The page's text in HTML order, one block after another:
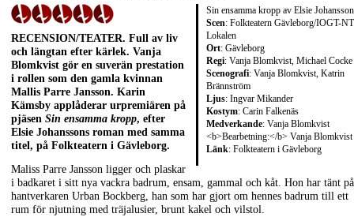
Sin ensamma kropp av Elsie Johansson
Scen: Folkteatern Gävleborg/IOGT-
Lokalen
Ort: Gävleborg
Regi: Vanja Blomkvist, Michael Cocke
Scenografi: Vanja Blomkvist, Katrin
Brännström
Ljus: Ingvar Mikander
Kostym: Carin Falkenäs
Medverkande: Vanja Blomkvist
<b>Bearbetning:</b> Vanja Blomkvist
Länk: Folkteatern i Gävleborg
RECENSION/TEATER. Full av liv
och längtan efter kärlek. Vanja
Blomkvist gör en suverän prestation
i rollen som den gamla kvinnan
Mallis Parre Jansson. Karin
Kämsby applåderar urpremiären på
pjäsen Sin ensamma kropp, efter
Elsie Johanssons roman med samma
titel, på Folkteatern i Gävleborg.
Maliss Parre Jansson ligger och plaskar
i badkaret i sitt nya vackra badrum, ensam, gammal och kåt. Hon har tänt på
hantverkaren Urban Bockberg, han som har gjort om hennes badrum till ett
rum för njutning med träjalusier, brunt kakel och vilstol.